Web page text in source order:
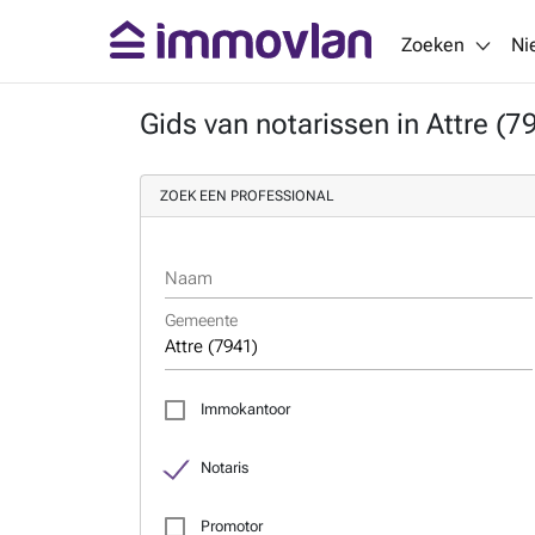
Zoeken
Gids van notarissen in Attre
ZOEK EEN PROFESSIONAL
Naam
Gemeente
Immokantoor
Notaris
Promotor